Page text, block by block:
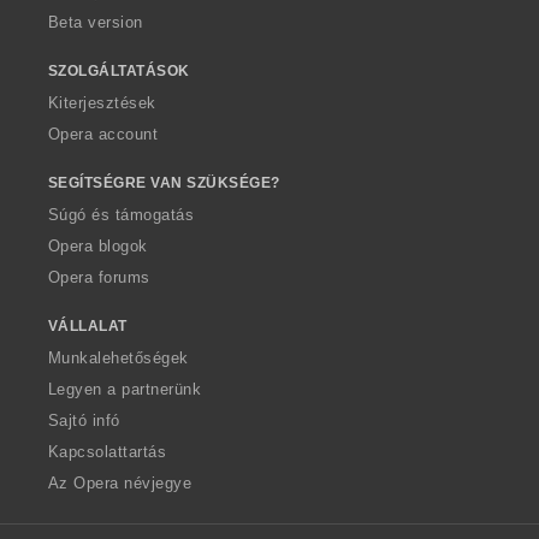
Beta version
SZOLGÁLTATÁSOK
Kiterjesztések
Opera account
SEGÍTSÉGRE VAN SZÜKSÉGE?
Súgó és támogatás
Opera blogok
Opera forums
VÁLLALAT
Munkalehetőségek
Legyen a partnerünk
Sajtó infó
Kapcsolattartás
Az Opera névjegye